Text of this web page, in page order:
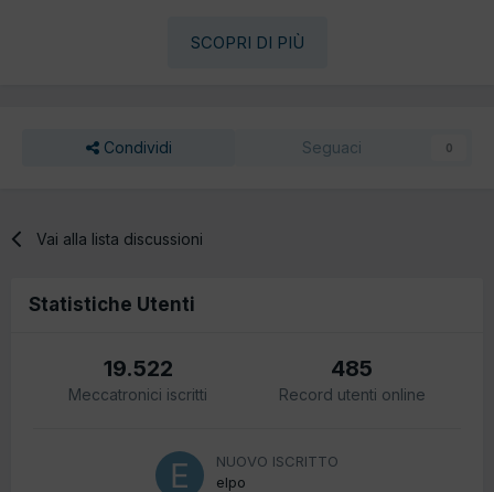
SCOPRI DI PIÙ
Condividi Seguaci 0
Vai alla lista discussioni
Statistiche Utenti
19.522
Meccatronici iscritti
485
Record utenti online
NUOVO ISCRITTO
elpo